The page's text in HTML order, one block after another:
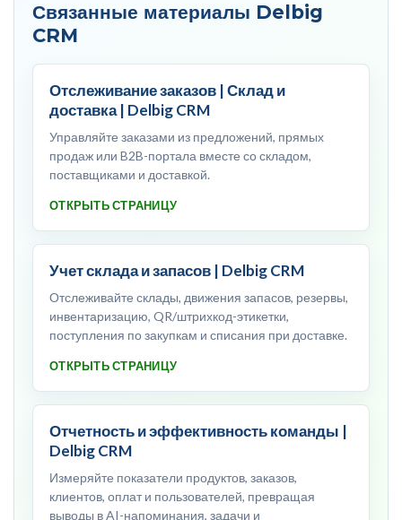
Связанные материалы Delbig
CRM
Отслеживание заказов | Склад и
доставка | Delbig CRM
Управляйте заказами из предложений, прямых
продаж или B2B-портала вместе со складом,
поставщиками и доставкой.
ОТКРЫТЬ СТРАНИЦУ
Учет склада и запасов | Delbig CRM
Отслеживайте склады, движения запасов, резервы,
инвентаризацию, QR/штрихкод-этикетки,
поступления по закупкам и списания при доставке.
ОТКРЫТЬ СТРАНИЦУ
Отчетность и эффективность команды |
Delbig CRM
Измеряйте показатели продуктов, заказов,
клиентов, оплат и пользователей, превращая
выводы в AI-напоминания, задачи и